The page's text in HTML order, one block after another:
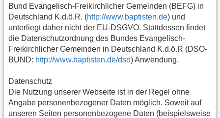
Bund Evangelisch-Freikirchlicher Gemeinden (BEFG) in
Deutschland K.d.ö.R. (http://www.baptisten.de) und
unterliegt daher nicht der EU-DSGVO. Stattdessen findet
die Datenschutzordnung des Bundes Evangelisch-
Freikirchlicher Gemeinden in Deutschland K.d.ö.R (DSO-
BUND: http://www.baptisten.de/dso) Anwendung.
Datenschutz
Die Nutzung unserer Webseite ist in der Regel ohne
Angabe personenbezogener Daten möglich. Soweit auf
unseren Seiten personenbezogene Daten (beispielsweise